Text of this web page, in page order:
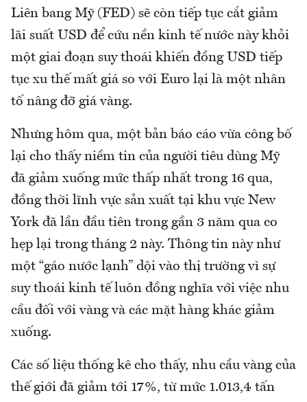
Liên bang Mỹ (FED) sẽ còn tiếp tục cắt giảm
lãi suất USD để cứu nền kinh tế nước này khỏi
một giai đoạn suy thoái khiến đồng USD tiếp
tục xu thế mất giá so với Euro lại là một nhân
tố nâng đỡ giá vàng.
Nhưng hôm qua, một bản báo cáo vừa công bố
lại cho thấy niềm tin của người tiêu dùng Mỹ
đã giảm xuống mức thấp nhất trong 16 qua,
đồng thời lĩnh vực sản xuất tại khu vực New
York đã lần đầu tiên trong gần 3 năm qua co
hẹp lại trong tháng 2 này. Thông tin này như
một “gáo nước lạnh” dội vào thị trường vì sự
suy thoái kinh tế luôn đồng nghĩa với việc nhu
cầu đối với vàng và các mặt hàng khác giảm
xuống.
Các số liệu thống kê cho thấy, nhu cầu vàng của
thế giới đã giảm tới 17%, từ mức 1.013,4 tấn